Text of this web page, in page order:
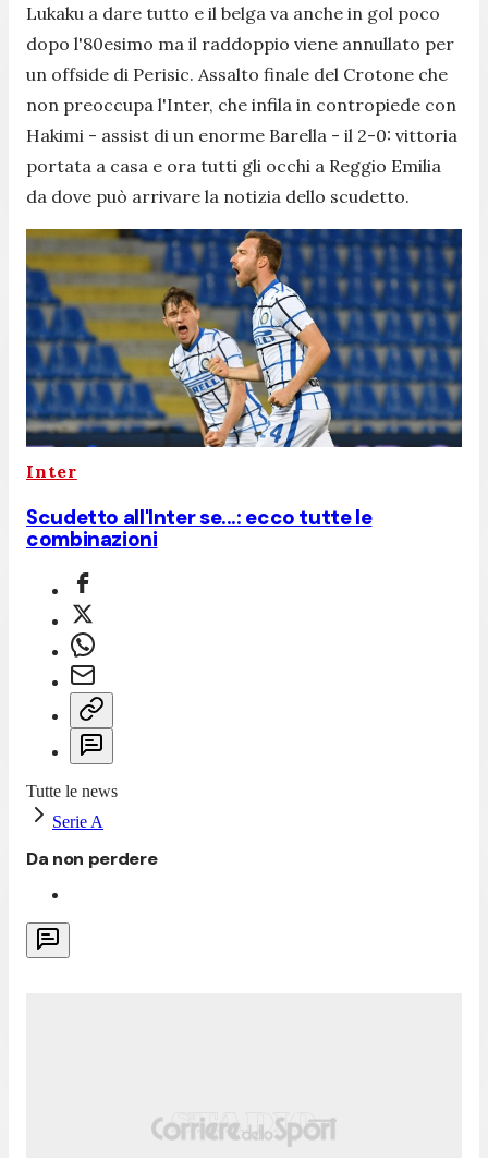
Lukaku a dare tutto e il belga va anche in gol poco
dopo l'80esimo ma il raddoppio viene annullato per
un offside di Perisic. Assalto finale del Crotone che
non preoccupa l'Inter, che infila in contropiede con
Hakimi - assist di un enorme Barella - il 2-0: vittoria
portata a casa e ora tutti gli occhi a Reggio Emilia
da dove può arrivare la notizia dello scudetto.
Inter
Scudetto all'Inter se...: ecco tutte le
combinazioni
Tutte le news
Serie A
Da non perdere